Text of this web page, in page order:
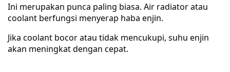
Ini merupakan punca paling biasa. Air radiator atau
coolant berfungsi menyerap haba enjin.
Jika coolant bocor atau tidak mencukupi, suhu enjin
akan meningkat dengan cepat.